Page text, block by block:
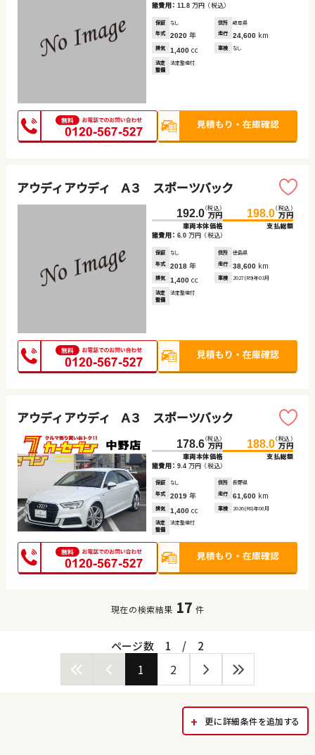
諸費用： 11.8 万円 （税込）
保証 なし 住所
岐阜県
年式
2020 年 走行 24,600 km
排気 1,400 cc 車検 なし
法定
整備
法定整備付
アウディ アウディ Ａ３ スポーツバック
192.0（税込）
万円
車両本体価格
198.0（税込）
万円
支払総額
諸費用： 6.0 万円 （税込）
保証 なし 住所
徳島県
年式
2018 年 走行 38,600 km
排気 1,400 cc 車検 2027(R9)年03月
法定
整備
法定整備付
アウディ アウディ Ａ３ スポーツバック
178.6（税込）
万円
車両本体価格
188.0（税込）
万円
支払総額
諸費用： 9.4 万円 （税込）
保証 なし 住所
長野県
年式
2019 年 走行 61,600 km
排気 1,400 cc 車検 2026(R8)年08月
法定
整備
法定整備付
現在の検索結果 17 件
ページ数 1 / 2
1 2
更に詳細条件を追加する